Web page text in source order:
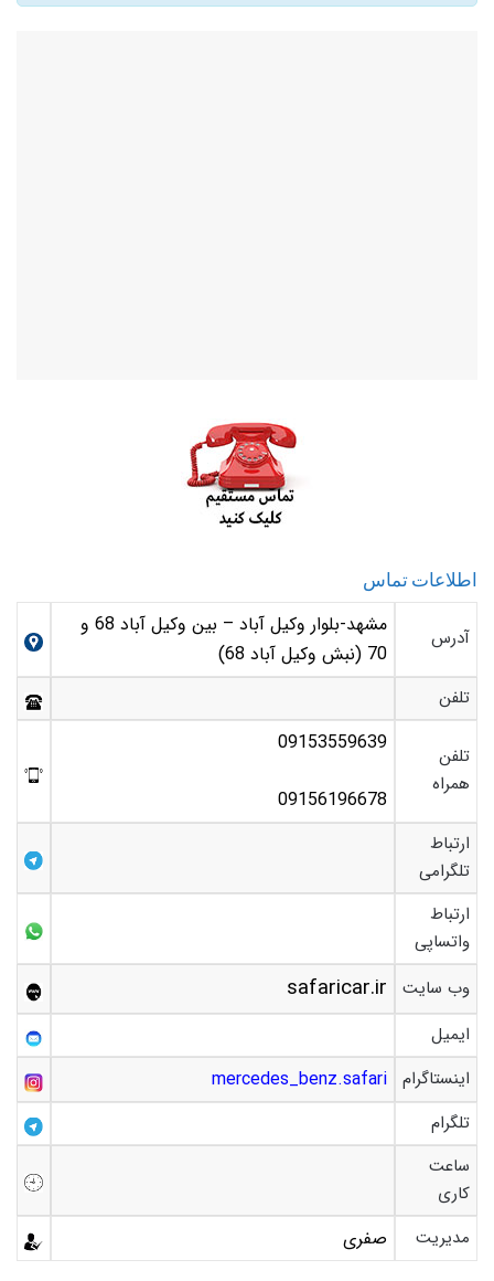
اطلاعات تماس
آدرس
مشهد-بلوار وکیل آباد – بین وکیل آباد 68 و
70 (نبش وکیل آباد 68)
تلفن
تلفن
همراه
09153559639
09156196678
ارتباط
تلگرامی
ارتباط
واتساپی
وب سایت
safaricar.ir
ایمیل
اینستاگرام mercedes_benz.safari
تلگرام
ساعت
کاری
مدیریت
صفری